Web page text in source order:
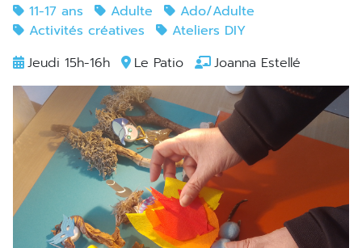
11-17 ans Adulte
Ado/Adulte
Activités créatives
Ateliers DIY
Jeudi 15h-16h
Le Patio Joanna Estellé